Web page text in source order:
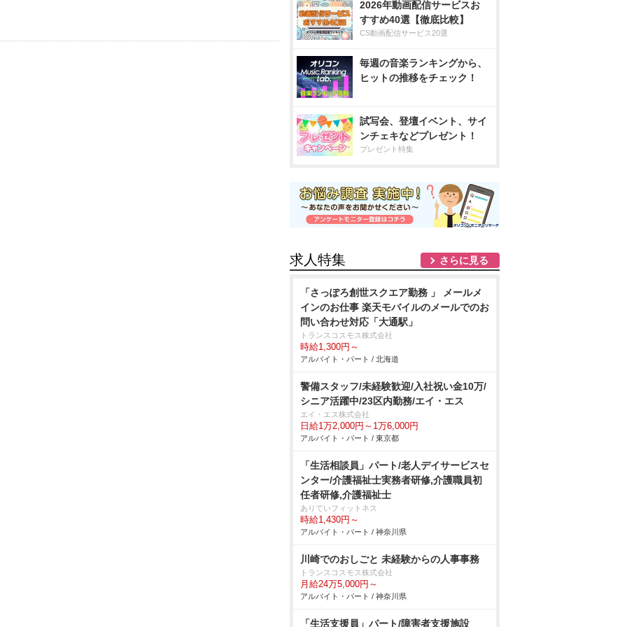
2026年動画配信サービスお
すすめ40選【徹底比較】
CS動画配信サービス20選
毎週の音楽ランキングから、
ヒットの推移をチェック！
試写会、登壇イベント、サイ
ンチェキなどプレゼント！
プレゼント特集
求人特集 さらに見る
「さっぽろ創世スクエア勤務 」 メールメ
インのお仕事 楽天モバイルのメールでのお
問い合わせ対応「大通駅」
トランスコスモス株式会社
時給1,300円～
アルバイト・パート / 北海道
警備スタッフ/未経験歓迎/入社祝い金10万/
シニア活躍中/23区内勤務/エイ・エス
エイ・エス株式会社
日給1万2,000円～1万6,000円
アルバイト・パート / 東京都
「生活相談員」パート/老人デイサービスセ
ンター/介護福祉士実務者研修,介護職員初
任者研修,介護福祉士
ありていフィットネス
時給1,430円～
アルバイト・パート / 神奈川県
川崎でのおしごと 未経験からの人事事務
トランスコスモス株式会社
月給24万5,000円～
アルバイト・パート / 神奈川県
「生活支援員」パート/障害者支援施設